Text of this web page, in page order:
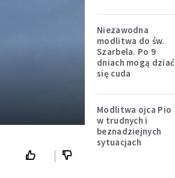
Niezawodna
modlitwa do św.
Szarbela. Po 9
dniach mogą dziać
się cuda
Modlitwa ojca Pio
w trudnych i
beznadziejnych
sytuacjach